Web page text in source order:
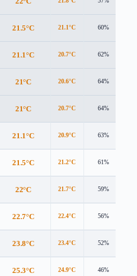
21.5°C 21.1°C 60%
21.1°C 20.7°C 62%
21°C 20.6°C 64%
21°C 20.7°C 64%
21.1°C 20.9°C 63%
21.5°C 21.2°C 61%
22°C 21.7°C 59%
22.7°C 22.4°C 56%
23.8°C 23.4°C 52%
25.3°C 24.9°C 46%